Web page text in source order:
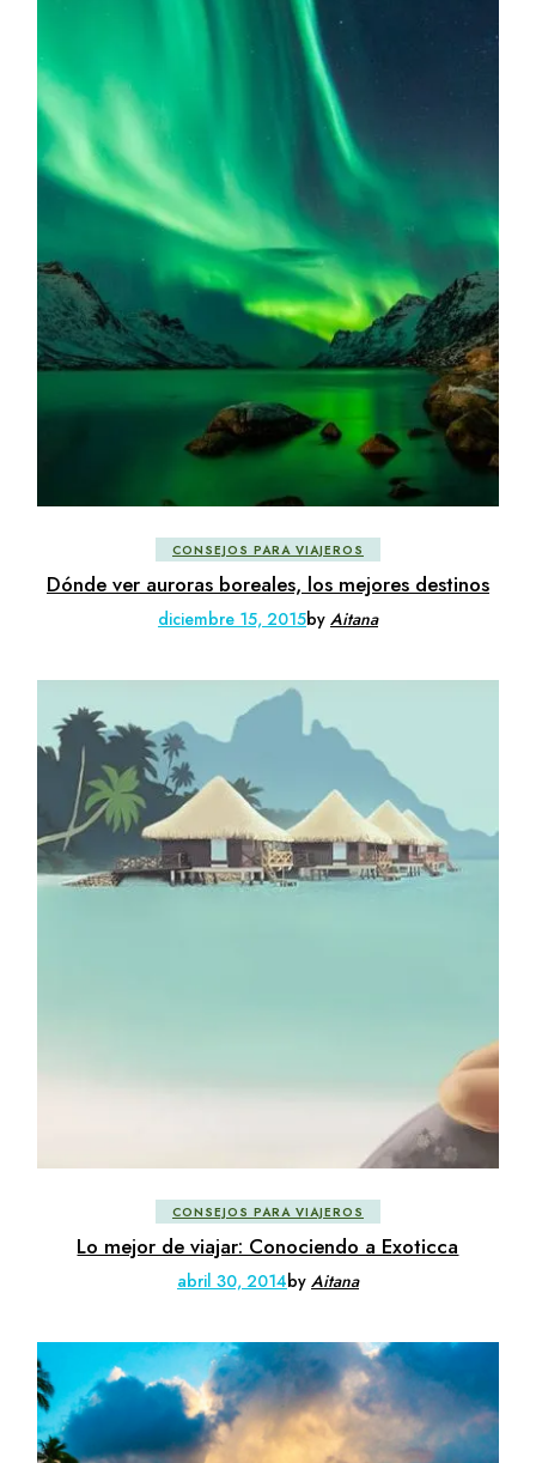
CONSEJOS PARA VIAJEROS
Dónde ver auroras boreales, los mejores destinos
diciembre 15, 2015by Aitana
CONSEJOS PARA VIAJEROS
Lo mejor de viajar: Conociendo a Exoticca
abril 30, 2014by Aitana